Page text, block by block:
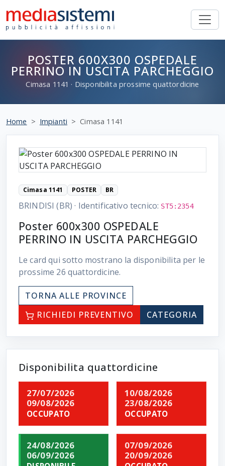
POSTER 600X300 OSPEDALE
PERRINO IN USCITA PARCHEGGIO
Cimasa 1141 · Disponibilita prossime quattordicine
Home Impianti Cimasa 1141
Cimasa 1141 POSTER BR
BRINDISI (BR) · Identificativo tecnico: ST5:2354
Poster 600x300 OSPEDALE
PERRINO IN USCITA PARCHEGGIO
Le card qui sotto mostrano la disponibilita per le
prossime 26 quattordicine.
TORNA ALLE PROVINCE
RICHIEDI PREVENTIVO
CATEGORIA
Disponibilita quattordicine
27/07/2026
09/08/2026
OCCUPATO
10/08/2026
23/08/2026
OCCUPATO
24/08/2026
06/09/2026
07/09/2026
20/09/2026